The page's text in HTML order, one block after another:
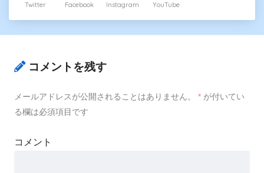
Twitter Facebook Instagram YouTube
コメントを残す
メールアドレスが公開されることはありません。 * が付いてい
る欄は必須項目です
コメント